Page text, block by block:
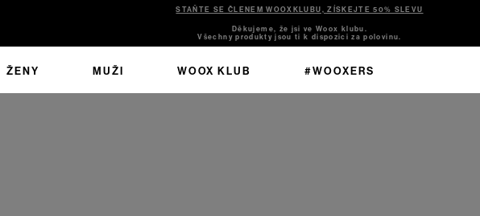
STAŇTE SE ČLENEM WOOXKLUBU, ZÍSKEJTE 50% SLEVU
Děkujeme, že jsi ve Woox klubu.
Všechny produkty jsou ti k dispozici za polovinu.
ŽENY MUŽI WOOX KLUB #WOOXERS